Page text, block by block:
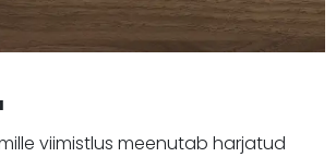
viimistlus meenutab harjatud